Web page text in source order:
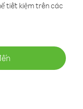
tiết kiệm trên các